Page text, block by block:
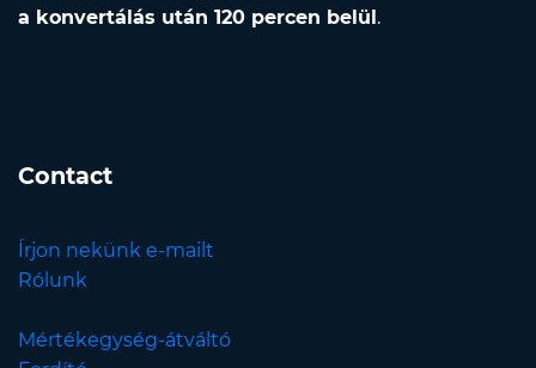
a konvertálás után 120 percen belül.
Contact
Írjon nekünk e-mailt
Rólunk
Mértékegység-átváltó